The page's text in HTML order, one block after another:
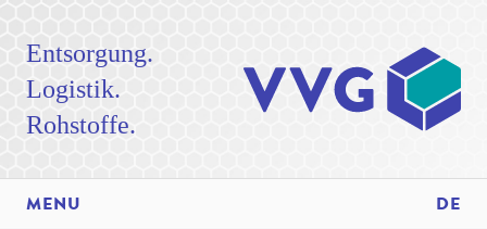
Entsorgung.
Logistik.
Rohstoffe.
MENU DE